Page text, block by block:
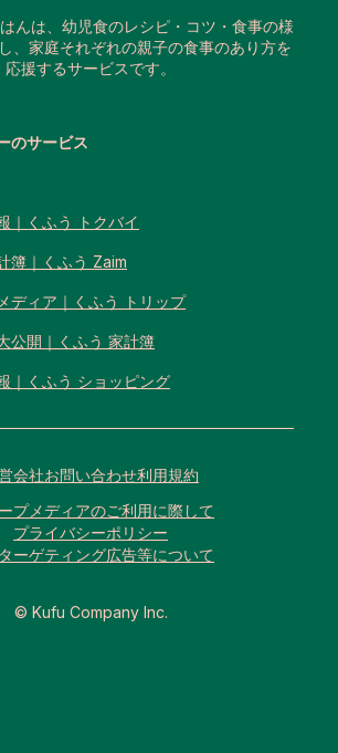
んは、幼児食のレシピ・コツ・食事の様
、家庭それぞれの親子の食事のあり方を
応援するサービスです。
のサービス
｜くふう トクバイ
簿｜くふう Zaim
ディア｜くふう トリップ
公開｜くふう 家計簿
｜くふう ショッピング
会社お問い合わせ利用規約
プメディアのご利用に際して
プライバシーポリシー
ーゲティング広告等について
© Kufu Company Inc.